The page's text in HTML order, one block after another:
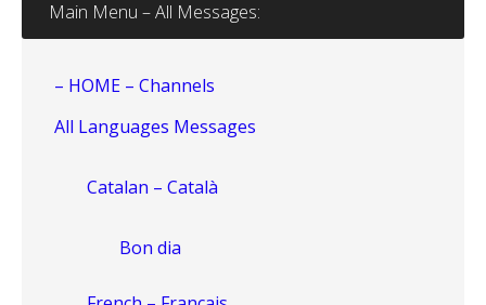
Main Menu – All Messages:
– HOME – Channels
All Languages Messages
Catalan – Català
Bon dia